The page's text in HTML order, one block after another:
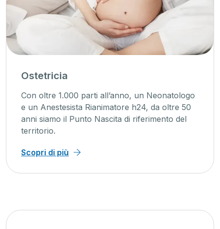
Ostetricia
Con oltre 1.000 parti all’anno, un Neonatologo
e un Anestesista Rianimatore h24, da oltre 50
anni siamo il Punto Nascita di riferimento del
territorio.
Scopri di più